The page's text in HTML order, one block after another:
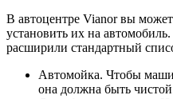
В автоцентре Vianor вы
установить их на
расширили стандартный
Автомойка. Чтобы
она должна быть